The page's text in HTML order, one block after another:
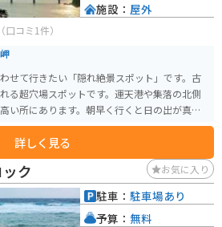
（口コミ1件）
せて行きたい「隠れ絶景スポット」です。古
る超穴場スポットです。運天港や集落の北側
い所にあります。朝早く行くと日の出が真正
詳しく見る
施設： 屋外
ク お気に入り
駐車： 駐車場あり
予算： 無料